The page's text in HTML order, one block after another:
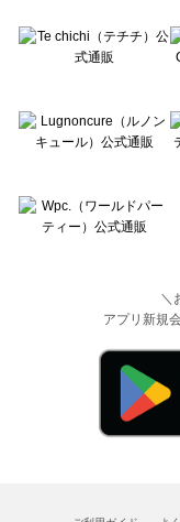
＼
アプリ新規